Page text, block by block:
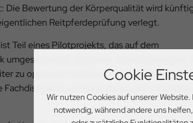
Cookie
Wir nutzen Cookies auf unserer
notwendig, während andere uns
Die Bewertung der Körperqualität wird
Reitpferdeprüfung verlegt.
Teil eines Pilotprojekts, das auf dem
umgesetzt wird. Ziel ist es, die Bedingungen
zu optimieren und gleichzeitig auf die
zur Beurteilung des Körperbaus